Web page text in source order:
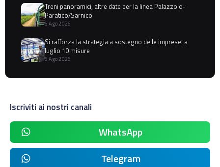
Treni panoramici, altre date per la linea Palazzolo-
Paratico/Sarnico
6 Ago 2026
Si rafforza la strategia a sostegno delle imprese: a
luglio 10 misure
6 Ago 2026
Iscriviti ai nostri canali
WhatsApp
Telegram